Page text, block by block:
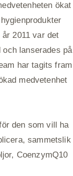
ökat
2011 var det
lanserades på
har tagits fram
medvetenhet
den som vill ha
sammetslik
CoenzymQ10